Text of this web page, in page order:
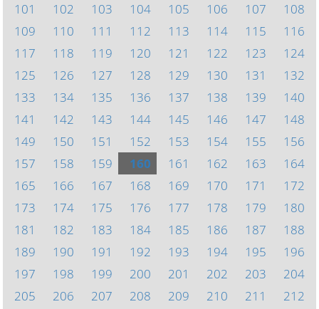
101
102 103 104 105 106 107
108
109
110 111 112 113 114 115
116
117
118 119 120 121 122 123
124
125
126 127 128 129 130 131
132
133
134 135 136 137 138 139
140
141
142 143 144 145 146 147
148
149
150 151 152 153 154 155
156
157
158 159 160 161 162 163
164
165
166 167 168 169 170 171
172
173
174 175 176 177 178 179
180
181
182 183 184 185 186 187
188
189
190 191 192 193 194 195
196
197
198 199 200 201 202 203
204
205
206 207 208 209 210 211
212